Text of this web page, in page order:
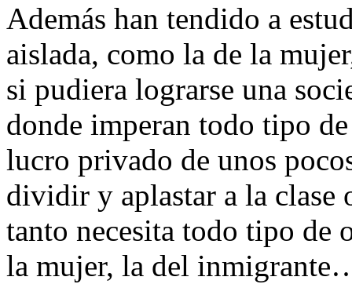
Además han tendido a
aislada, como la de la
si pudiera lograrse una
donde imperan todo tipo
lucro privado de unos
dividir y aplastar a la clase
tanto necesita todo tipo de
la mujer, la del